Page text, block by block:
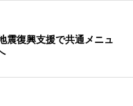
震復興支援で共通メニュ